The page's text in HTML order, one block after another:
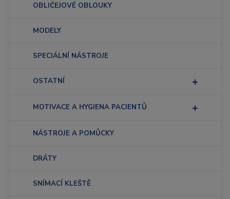
OBLIČEJOVÉ OBLOUKY
MODELY
SPECIÁLNÍ NÁSTROJE
OSTATNÍ
MOTIVACE A HYGIENA PACIENTŮ
NÁSTROJE A POMŮCKY
DRÁTY
SNÍMACÍ KLEŠTĚ